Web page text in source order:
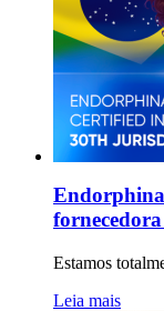
Estamos
Leia mais